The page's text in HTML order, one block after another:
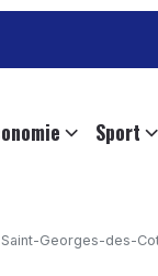
Sport
Saint-Georges-des-